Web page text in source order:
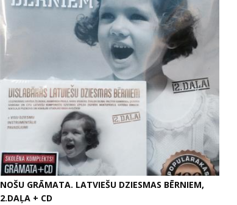
NOŠU GRĀMATA. LATVIEŠU DZIESMAS BĒRNIEM,
2.DAĻA + CD